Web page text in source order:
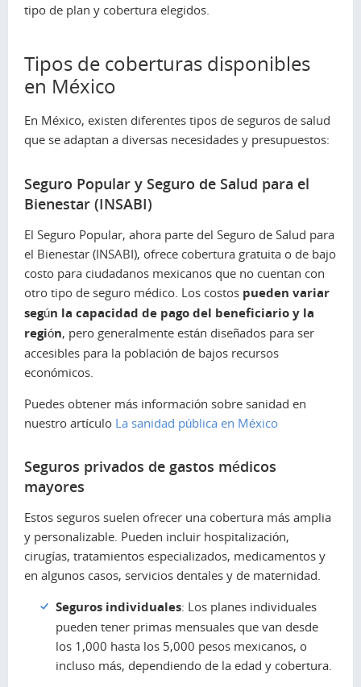
tipo de plan y cobertura elegidos.
Tipos de coberturas disponibles
en México
En México, existen diferentes tipos de seguros de salud
que se adaptan a diversas necesidades y presupuestos:
Seguro Popular y Seguro de Salud para el
Bienestar (INSABI)
El Seguro Popular, ahora parte del Seguro de Salud para
el Bienestar (INSABI), ofrece cobertura gratuita o de bajo
costo para ciudadanos mexicanos que no cuentan con
otro tipo de seguro médico. Los costos pueden variar
según la capacidad de pago del beneficiario y la
región, pero generalmente están diseñados para ser
accesibles para la población de bajos recursos
económicos.
Puedes obtener más información sobre sanidad en
nuestro artículo La sanidad pública en México
Seguros privados de gastos médicos
mayores
Estos seguros suelen ofrecer una cobertura más amplia
y personalizable. Pueden incluir hospitalización,
cirugías, tratamientos especializados, medicamentos y
en algunos casos, servicios dentales y de maternidad.
Seguros individuales: Los planes individuales
pueden tener primas mensuales que van desde
los 1,000 hasta los 5,000 pesos mexicanos, o
incluso más, dependiendo de la edad y cobertura.